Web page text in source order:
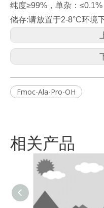
纯度≥99%，单杂：
储存:请放置于2-8°C环境
Fmoc-Ala-Pro-OH
相关产品